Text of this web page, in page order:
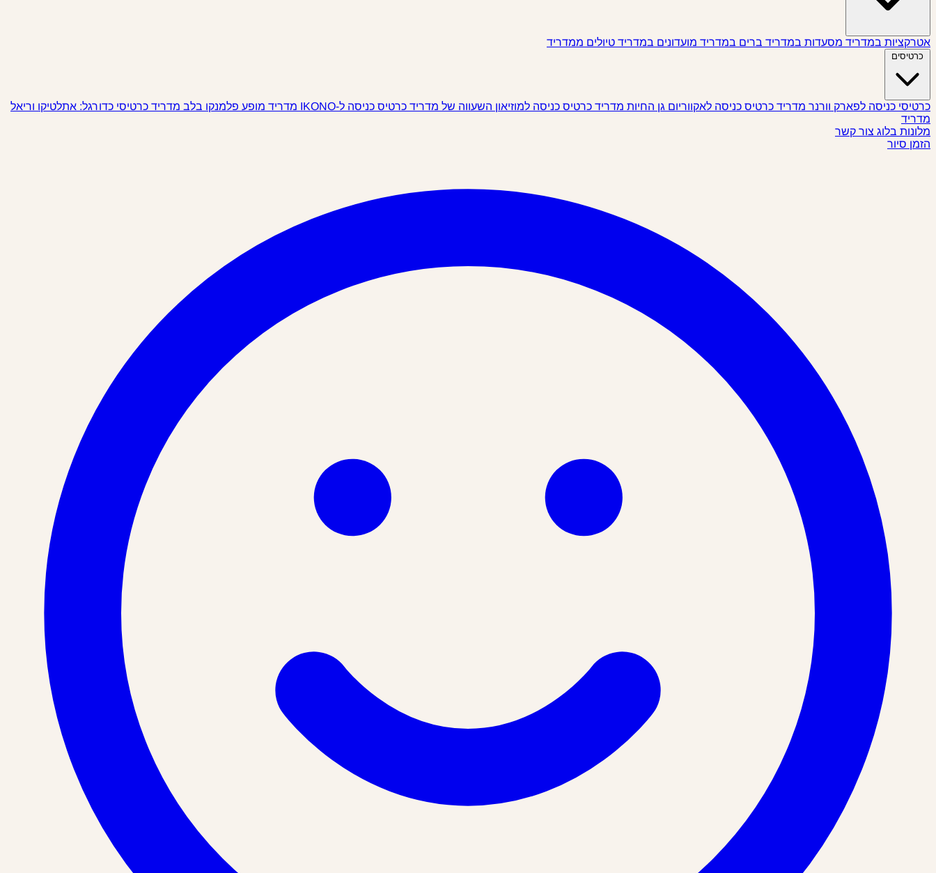
אטרקציות במדריד מסעדות במדריד ברים במדריד מועדונים במדריד טיולים ממדריד
כרטיסים
כרטיסי כניסה לפארק וורנר מדריד כרטיס כניסה לאקווריום גן החיות מדריד כרטיס כניסה למוזיאון השעווה של מדריד כרטיס כניסה ל-IKONO מדריד מופע פלמנקו בלב מדריד כרטיסי כדורגל: אתלטיקו וריאל
מדריד
מלונות בלוג צור קשר
הזמן סיור